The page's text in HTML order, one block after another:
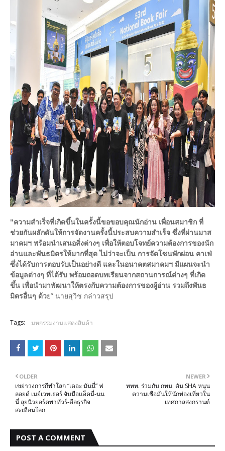
"ความสำเร็จที่เกิดขึ้นในครั้งนี้ขอขอบคุณนักอ่าน เพื่อนสมาชิก ที่
ช่วยกันผลักดันให้การจัดงานครั้งนี้ประสบความสำเร็จ ซึ่งที่ผ่านมาส
มาคมฯ พร้อมนำเสนอสิ่งต่างๆ เพื่อให้ตอบโจทย์ความต้องการของนัก
อ่านและพันธมิตรให้มากที่สุด ไม่ว่าจะเป็น การจัดโซนพักผ่อน คาเฟ่
ซึ่งได้รับการตอบรับเป็นอย่างดี และในอนาคตสมาคมฯ มีแผนจะนำ
ข้อมูลต่างๆ ที่ได้รับ พร้อมถอดบทเรียนจากสถานการณ์ต่างๆ ที่เกิด
ขึ้น เพื่อนำมาพัฒนาให้ตรงกับความต้องการของผู้อ่าน รวมถึงพันธ
มิตรอื่นๆ ด้วย” นายสุวิช กล่าวสรุป
Tags: มหกรรมงานแสดงสินค้า
NEWER
ททท. ร่วมกับ กทม. ดัน SHA หนุน
ความเชื่อมั่นให้นักท่องเที่ยวใน
เทศกาลสงกรานต์
OLDER
เขย่าวงการกีฬาโลก “เดอะ มันนี่” ฟ
ลอยด์ เมย์เวทเธอร์ จับมือแอ็คมี่-นน
นี่ ลุยนิวยอร์คพาทัวร์-ดีลธุรกิจ
สะเทือนโลก
POST A COMMENT